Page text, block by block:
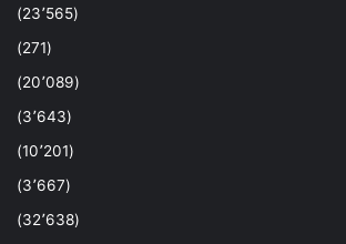
(23٬565)
(271)
(20٬089)
(3٬643)
(10٬201)
(3٬667)
(32٬638)